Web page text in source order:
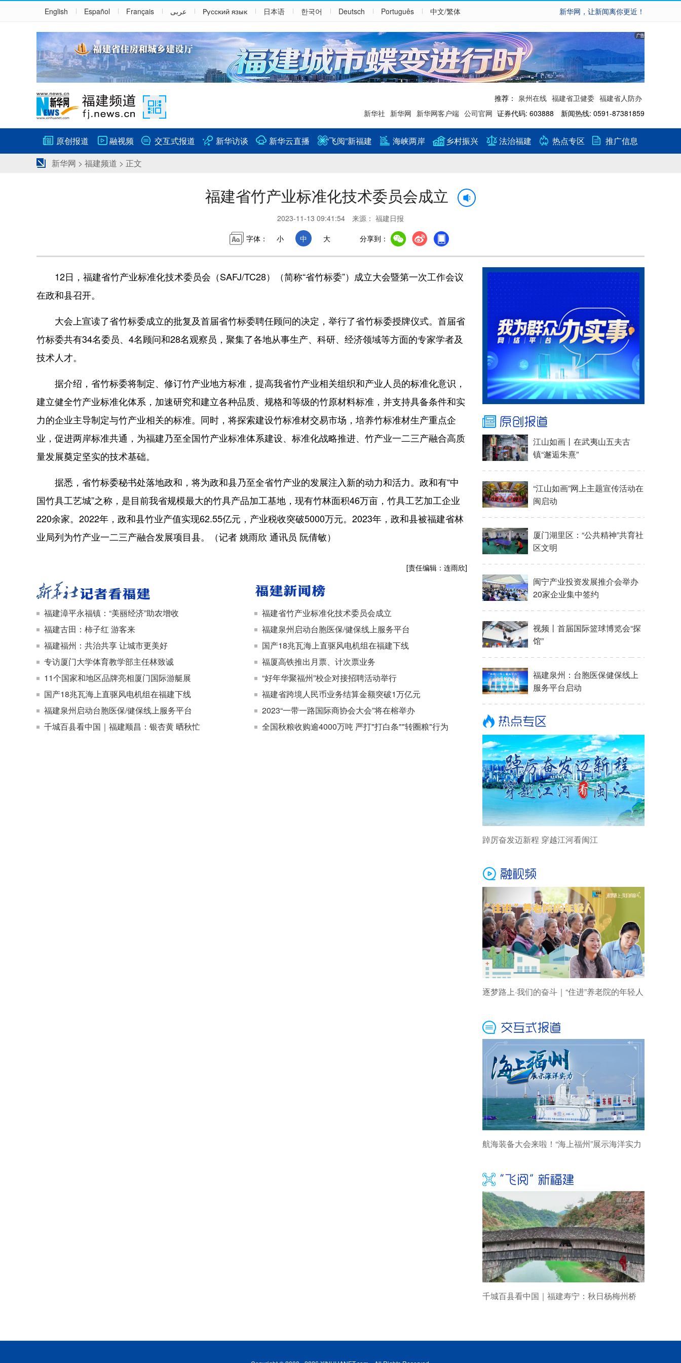
English Español Français عربى Русский язык 日本语 한국어 Deutsch Português 中文/繁体 新华网，让新闻离你更近！
推荐： 泉州在线 福建省卫健委 福建省人防办
新华社 新华网 新华网客户端 公司官网 证券代码: 603888 新闻热线: 0591-87381859
原创报道 融视频 交互式报道 新华访谈 新华云直播 “飞阅”新福建 海峡两岸 乡村振兴 法治福建 热点专区
推广信息
新华网 > 福建频道 > 正文
福建省竹产业标准化技术委员会成立
2023-11-13 09:41:54 来源： 福建日报
字体：
小 中 大 分享到：
12日，福建省竹产业标准化技术委员会（SAFJ/TC28）（简称“省竹标委”）成立大会暨第一次工作会议
在政和县召开。
大会上宣读了省竹标委成立的批复及首届省竹标委聘任顾问的决定，举行了省竹标委授牌仪式。首届省
竹标委共有34名委员、4名顾问和28名观察员，聚集了各地从事生产、科研、经济领域等方面的专家学者及
技术人才。
据介绍，省竹标委将制定、修订竹产业地方标准，提高我省竹产业相关组织和产业人员的标准化意识，
建立健全竹产业标准化体系，加速研究和建立各种品质、规格和等级的竹原材料标准，并支持具备条件和实
力的企业主导制定与竹产业相关的标准。同时，将探索建设竹标准材交易市场，培养竹标准材生产重点企
业，促进两岸标准共通，为福建乃至全国竹产业标准体系建设、标准化战略推进、竹产业一二三产融合高质
量发展奠定坚实的技术基础。
据悉，省竹标委秘书处落地政和，将为政和县乃至全省竹产业的发展注入新的动力和活力。政和有“中
国竹具工艺城”之称，是目前我省规模最大的竹具产品加工基地，现有竹林面积46万亩，竹具工艺加工企业
220余家。2022年，政和县竹业产值实现62.55亿元，产业税收突破5000万元。2023年，政和县被福建省林
业局列为竹产业一二三产融合发展项目县。（记者 姚雨欣 通讯员 阮倩敏）
[责任编辑：连雨欣]
福建漳平永福镇：“美丽经济”助农增收
福建古田：柿子红 游客来
福建福州：共治共享 让城市更美好
专访厦门大学体育教学部主任林致诚
11个国家和地区品牌亮相厦门国际游艇展
国产18兆瓦海上直驱风电机组在福建下线
福建泉州启动台胞医保/健保线上服务平台
千城百县看中国｜福建顺昌：银杏黄 晒秋忙
福建省竹产业标准化技术委员会成立
福建泉州启动台胞医保/健保线上服务平台
国产18兆瓦海上直驱风电机组在福建下线
福厦高铁推出月票、计次票业务
“好年华聚福州”校企对接招聘活动举行
福建省跨境人民币业务结算金额突破1万亿元
2023“一带一路国际商协会大会”将在榕举办
全国秋粮收购逾4000万吨 严打"打白条""转圈粮"行为
江山如画丨在武夷山五夫古
镇“邂逅朱熹”
“江山如画”网上主题宣传活动在
闽启动
厦门湖里区：“公共精神”共育社
区文明
闽宁产业投资发展推介会举办
20家企业集中签约
视频丨首届国际篮球博览会“探
馆”
福建泉州：台胞医保健保线上
服务平台启动
踔厉奋发迈新程 穿越江河看闽江
逐梦路上·我们的奋斗｜“住进”养老院的年轻人
航海装备大会来啦！“海上福州”展示海洋实力
千城百县看中国｜福建寿宁：秋日杨梅州桥